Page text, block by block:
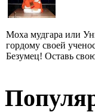
Моха мудгара или
гордому своей
Безумец! Оставь